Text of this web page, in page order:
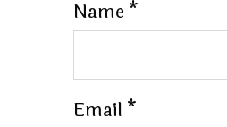
Name *
Email *